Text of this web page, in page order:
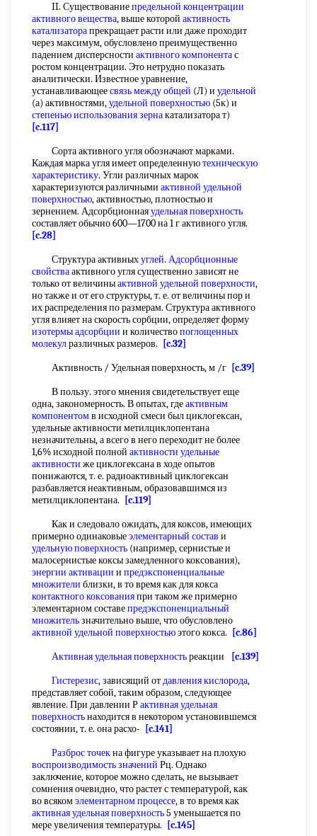
II. Существованиепредельной концентрации
активного вещества, выше которой активность
катализаторапрекращает расти или даже проходит
через максимум, обусловлено преимущественно
падением дисперсности активного компонентас
ростом концентрации. Это нетрудно показать
аналитически. Известное уравнение,
устанавливающеесвязь междуобщей (Л) и удельной
(а) активностями,удельной поверхностью (5к) и
степенью использованиязернакатализатора т)
[c.117]
Сорта активного угля обозначают марками.
Каждая марка угля имеет определеннуютехническую
характеристику. Угли различных марок
характеризуются различными активной удельной
поверхностью, активностью, плотностью и
зернением. Адсорбционнаяудельная поверхность
составляет обычно 600—1700 на 1 г активного угля.
[c.28]
Структура активныхуглей. Адсорбционные
свойстваактивного угля существенно зависят не
только от величиныактивной удельной поверхности,
но также и от его структуры, т. е. от величины пор и
их распределения по размерам. Структура активного
угля влияет на скорость сорбции, определяет форму
изотермы адсорбции и количествопоглощенных
молекулразличных размеров.
[c.32]
Активность / Удельная поверхность, м /г [c.39]
В пользу. этого мнения свидетельствует еще
одна, закономерность. В опытах, гдеактивным
компонентомв исходной смеси был циклогексан,
удельные активности метилциклопентана
незначительны, а всего в него переходит не более
1,6% исходной полной активности удельные
активности же циклогексана в ходе опытов
понижаются, т. е. радиоактивный циклогексан
разбавляется неактивным, образовавшимся из
метилциклопентана.
[c.119]
Как и следовало ожидать, для коксов, имеющих
примерно одинаковыеэлементарный состав и
удельную поверхность (например, сернистые и
малосернистые коксы замедленного коксования),
энергии активации и предэкспоненциальные
множители близки, в то время как для кокса
контактного коксованияпри таком же примерно
элементарном составепредэкспоненциальный
множительзначительно выше, что обусловлено
активной удельной поверхностьюэтого кокса.
[c.86]
Активная удельная поверхностьреакции
[c.139]
Гистерезис, зависящий отдавления кислорода,
представляет собой, таким образом, следующее
явление. При давлении Рактивная удельная
поверхностьнаходится в некотором установившемся
состоянии, т. е. она расхо-
[c.141]
Разбросточекна фигуре указывает на плохую
воспроизводимость значений Рц. Однако
заключение, которое можно сделать, не вызывает
сомнения очевидно, что растет с температурой, как
во всякомэлементарном процессе, в то время как
активная удельная поверхность5 уменьшается по
мере увеличения температуры.
[c.145]